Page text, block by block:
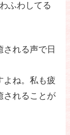
ふわしてる
れる声で日
よね。私も疲
されることが